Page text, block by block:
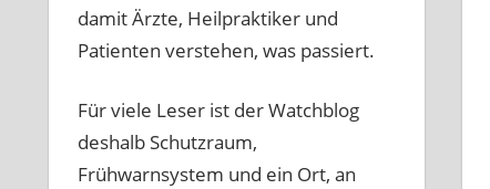
damit Ärzte, Heilpraktiker und
Patienten verstehen, was passiert.
Für viele Leser ist der Watchblog
deshalb Schutzraum,
Frühwarnsystem und ein Ort, an